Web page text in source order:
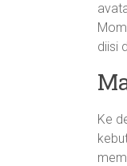
diisi
Ke